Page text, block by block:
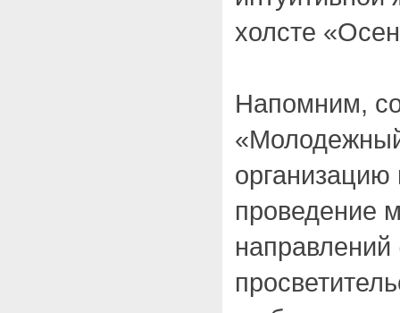
холсте
Напомним,
организацию
проведение
направлений